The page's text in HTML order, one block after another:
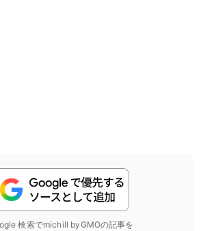
検索でmichill byGMOの記事を